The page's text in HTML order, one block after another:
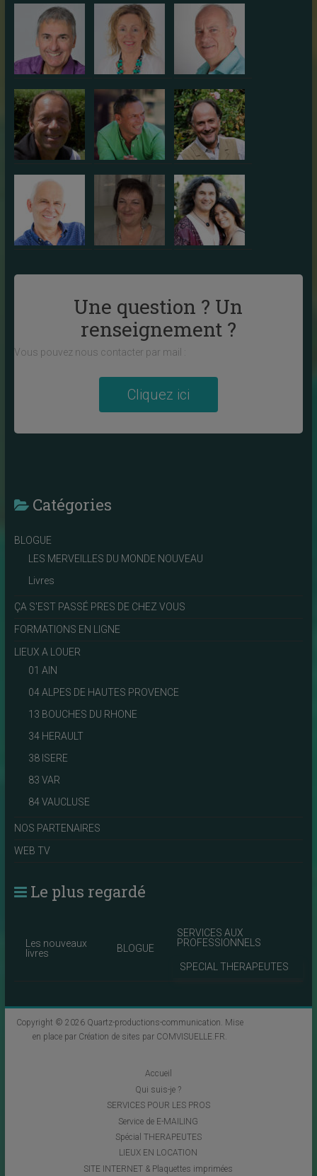
Une question ? Un
renseignement ?
Vous pouvez nous contacter par mail :
Cliquez ici
Catégories
BLOGUE
LES MERVEILLES DU MONDE NOUVEAU
Livres
ÇA S'EST PASSÉ PRES DE CHEZ VOUS
FORMATIONS EN LIGNE
LIEUX A LOUER
01 AIN
04 ALPES DE HAUTES PROVENCE
13 BOUCHES DU RHONE
34 HERAULT
38 ISERE
83 VAR
84 VAUCLUSE
NOS PARTENAIRES
WEB TV
Le plus regardé
Les nouveaux
livres
BLOGUE
SERVICES AUX
PROFESSIONNELS
SPECIAL THERAPEUTES
Copyright © 2026 Quartz-productions-communication. Mise
en place par Création de sites par COMVISUELLE.FR.
Accueil
Qui suis-je ?
SERVICES POUR LES PROS
Service de E-MAILING
Spécial THERAPEUTES
LIEUX EN LOCATION
SITE INTERNET & Plaquettes imprimées